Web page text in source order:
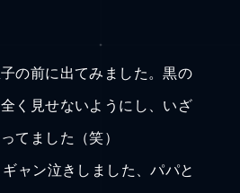
の前に出てみました。黒の
く見せないようにし、いざ
てました（笑）
ャン泣きしました、パパと